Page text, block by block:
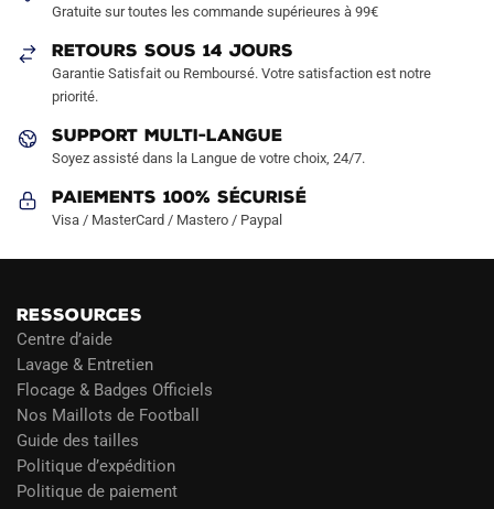
la
page
produit
page
Gratuite sur toutes les commande supérieures à 99€
RETOURS SOUS 14 JOURS
Garantie Satisfait ou Remboursé. Votre satisfaction est notre
priorité.
SUPPORT MULTI-LANGUE
Soyez assisté dans la Langue de votre choix, 24/7.
Paiements 100% Sécurisé
Visa / MasterCard / Mastero / Paypal
RESSOURCES
Centre d’aide
Lavage & Entretien
Flocage & Badges Officiels
Nos Maillots de Football
Guide des tailles
Politique d’expédition
Politique de paiement